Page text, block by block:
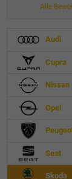
Alle
Audi
Cupra
Nissan
Opel
Seat
Skoda